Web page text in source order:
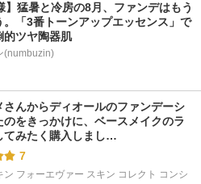
】猛暑と冷房の8月、ファンデはもう
。「3番トーンアップエッセンス」で
的ツヤ陶器肌
(numbuzin)
さんからディオールのファンデーシ
のをきっかけに、ベースメイクのラ
てみたく購入しまし…
7
ン フォーエヴァー スキン コレクト コンシ